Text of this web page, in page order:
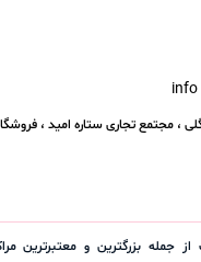
، مجتمع تجاری ستاره امید ،
از جمله بزرگترین و معتبرترین